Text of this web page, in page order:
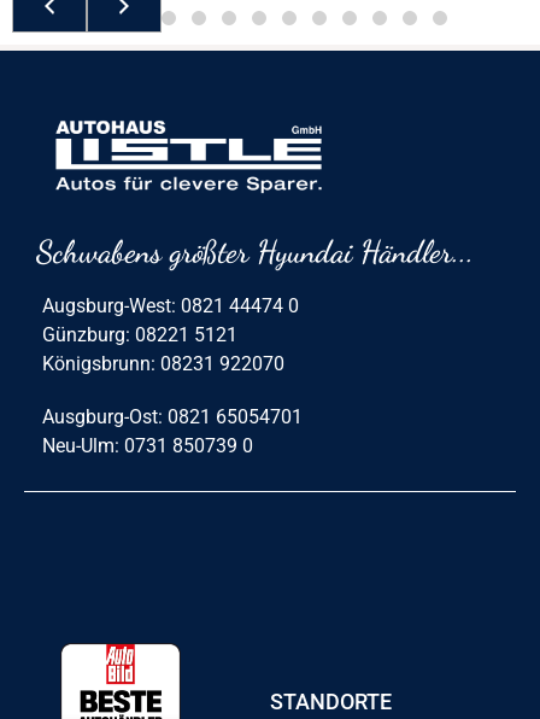
Schwabens größter Hyundai Händler...
Augsburg-West: 0821 44474 0
Günzburg: 08221 5121
Königsbrunn: 08231 922070
Ausgburg-Ost: 0821 65054701
Neu-Ulm: 0731 850739 0
STANDORTE